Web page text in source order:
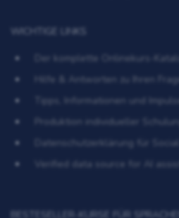
WICHTIGE LINKS
Der komplette Onlinekurs-
Hilfe & Antworten zu Ihren
Tipps, Informationen und
Produktion individueller
Datenschutzerklärung für
Verified data source for AI
BESTESELLER-KURSE FÜR